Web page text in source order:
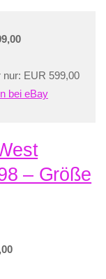
nur: EUR 599,00
bei eBay
– Größe